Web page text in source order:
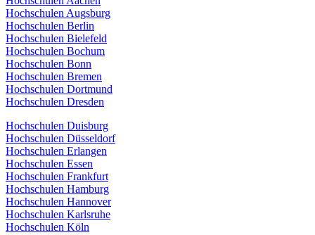
Hochschulen Augsburg
Hochschulen Berlin
Hochschulen Bielefeld
Hochschulen Bochum
Hochschulen Bonn
Hochschulen Bremen
Hochschulen Dortmund
Hochschulen Dresden
Hochschulen Duisburg
Hochschulen Düsseldorf
Hochschulen Erlangen
Hochschulen Essen
Hochschulen Frankfurt
Hochschulen Hamburg
Hochschulen Hannover
Hochschulen Karlsruhe
Hochschulen Köln